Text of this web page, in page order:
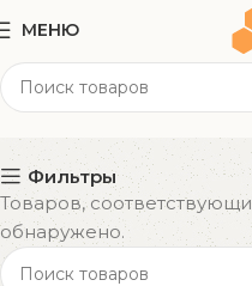
МЕНЮ
190x80 см
Фильтры
Товаров,
обнаружено.